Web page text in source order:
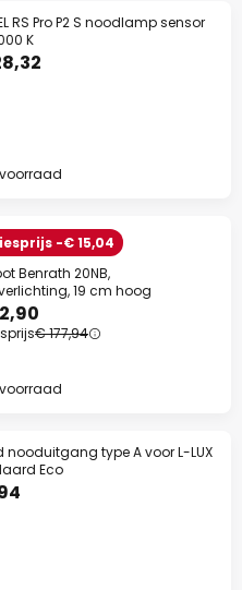
RS Pro P2 S noodlamp sensor
K
-€ 15,04
Benrath 20NB,
19 cm hoog
€ 177,94
nooduitgang type A voor L-LUX
Eco